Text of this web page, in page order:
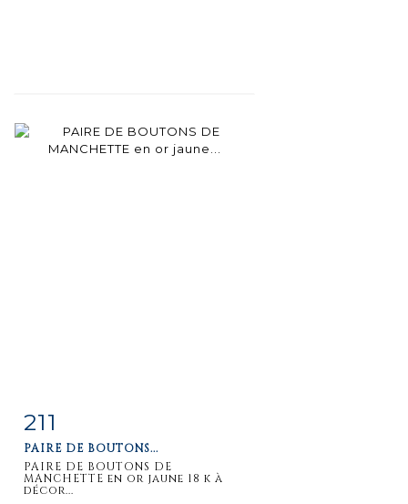
Item detail
211
PAIRE DE BOUTONS...
PAIRE DE BOUTONS DE
MANCHETTE en or jaune 18 k à
décor...